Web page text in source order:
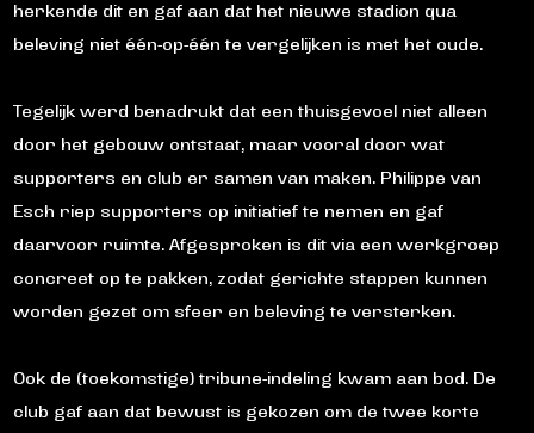
herkende dit en gaf aan dat het nieuwe stadion qua
beleving niet één-op-één te vergelijken is met het oude.
Tegelijk werd benadrukt dat een thuisgevoel niet alleen
door het gebouw ontstaat, maar vooral door wat
supporters en club er samen van maken. Philippe van
Esch riep supporters op initiatief te nemen en gaf
daarvoor ruimte. Afgesproken is dit via een werkgroep
concreet op te pakken, zodat gerichte stappen kunnen
worden gezet om sfeer en beleving te versterken.
Ook de (toekomstige) tribune-indeling kwam aan bod. De
club gaf aan dat bewust is gekozen om de twee korte